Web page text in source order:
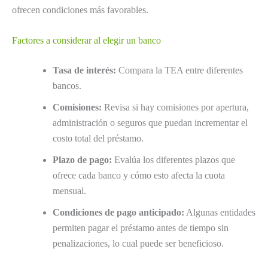
ofrecen condiciones más favorables.
Factores a considerar al elegir un banco
Tasa de interés: Compara la TEA entre diferentes
bancos.
Comisiones: Revisa si hay comisiones por apertura,
administración o seguros que puedan incrementar el
costo total del préstamo.
Plazo de pago: Evalúa los diferentes plazos que
ofrece cada banco y cómo esto afecta la cuota
mensual.
Condiciones de pago anticipado: Algunas entidades
permiten pagar el préstamo antes de tiempo sin
penalizaciones, lo cual puede ser beneficioso.